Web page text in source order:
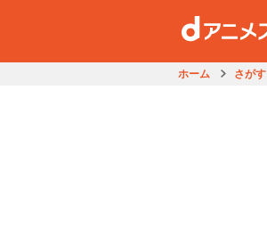
ホーム さがす